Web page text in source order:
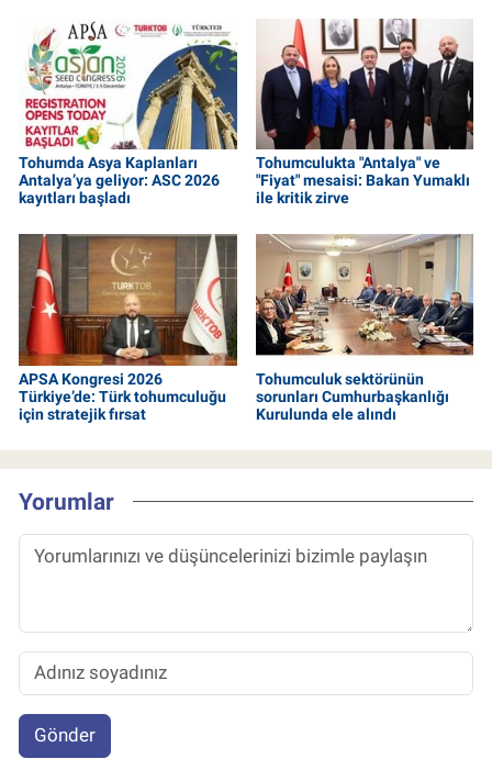
Tohumda Asya Kaplanları
Antalya’ya geliyor: ASC 2026
kayıtları başladı
Tohumculukta "Antalya" ve
"Fiyat" mesaisi: Bakan Yumaklı
ile kritik zirve
APSA Kongresi 2026
Türkiye’de: Türk tohumculuğu
için stratejik fırsat
Tohumculuk sektörünün
sorunları Cumhurbaşkanlığı
Kurulunda ele alındı
Yorumlar
Gönder